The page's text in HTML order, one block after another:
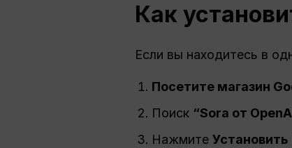
Как
Если вы находитесь в
Посетите магазин
Поиск “Sora от
Нажмите Установить